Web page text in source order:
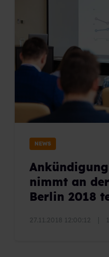
NEWS
nimmt an
Berlin 2018